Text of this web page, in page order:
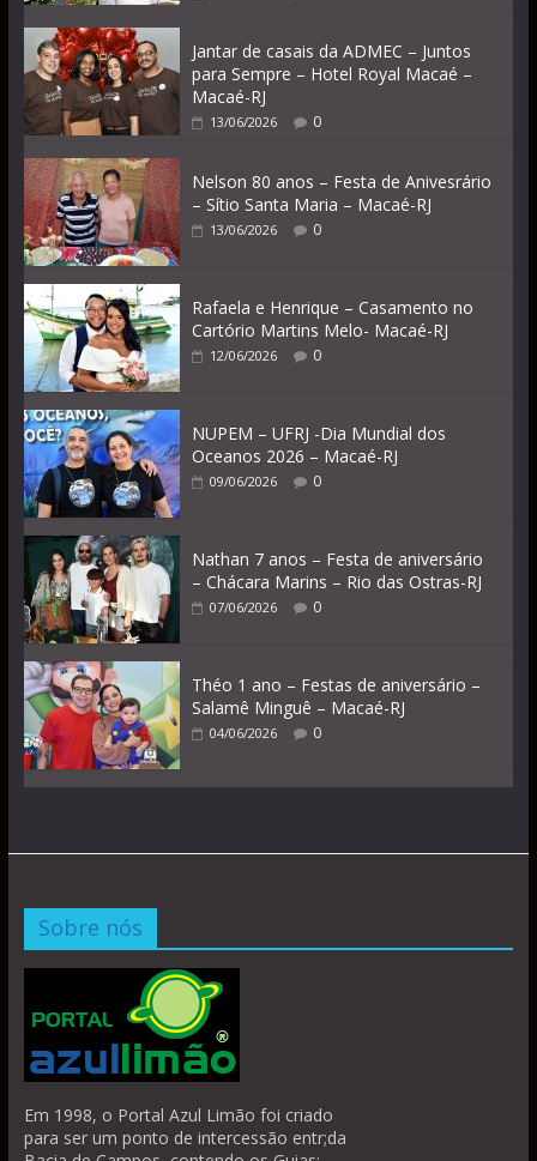
Jantar de casais da ADMEC – Juntos
para Sempre – Hotel Royal Macaé –
Macaé-RJ
13/06/2026 0
Nelson 80 anos – Festa de Anivesrário
– Sítio Santa Maria – Macaé-RJ
13/06/2026 0
Rafaela e Henrique – Casamento no
Cartório Martins Melo- Macaé-RJ
12/06/2026 0
NUPEM – UFRJ -Dia Mundial dos
Oceanos 2026 – Macaé-RJ
09/06/2026 0
Nathan 7 anos – Festa de aniversário
– Chácara Marins – Rio das Ostras-RJ
07/06/2026 0
Théo 1 ano – Festas de aniversário –
Salamê Minguê – Macaé-RJ
04/06/2026 0
Sobre nós
Em 1998, o Portal Azul Limão foi criado
para ser um ponto de intercessão entr;da